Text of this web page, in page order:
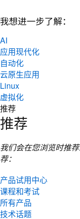
我想进一步了解：
AI
应用现代化
自动化
云原生应用
Linux
虚拟化
推荐
推荐
我们会在您浏览时推
荐：
产品试用中心
课程和考试
所有产品
技术话题